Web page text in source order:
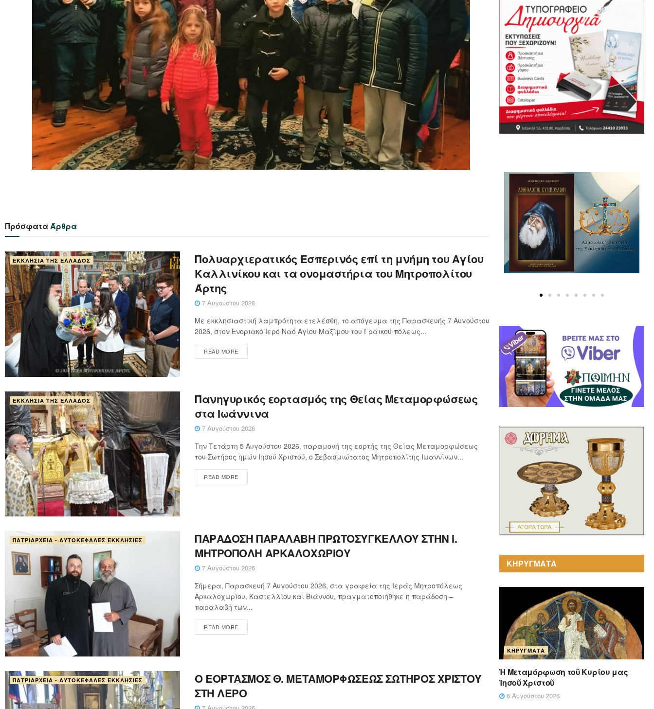
ΠρόσφαταΆρθρα
ΕΚΚΛΗΣΊΑ ΤΗΣ ΕΛΛΆΔΟΣ
Πολυαρχιερατικός Εσπερινός επί τη μνήμη του Αγίου
Καλλινίκου και τα ονομαστήρια του Μητροπολίτου
Άρτης
7 Αυγούστου 2026
Με εκκλησιαστική λαμπρότητα ετελέσθη, το απόγευμα της Παρασκευής 7 Αυγούστου
2026, στον Ενοριακό Ιερό Ναό Αγίου Μαξίμου του Γραικού πόλεως...
READ MORE
ΕΚΚΛΗΣΊΑ ΤΗΣ ΕΛΛΆΔΟΣ
Πανηγυρικός εορτασμός της Θείας Μεταμορφώσεως
στα Ιωάννινα
7 Αυγούστου 2026
Την Τετάρτη 5 Αυγούστου 2026, παραμονή της εορτής της Θείας Μεταμορφώσεως
του Σωτήρος ημών Ιησού Χριστού, ο Σεβασμιώτατος Μητροπολίτης Ιωαννίνων...
READ MORE
ΠΑΤΡΙΑΡΧΕΊΑ - ΑΥΤΟΚΈΦΑΛΕΣ ΕΚΚΛΗΣΊΕΣ
ΠΑΡΑΔΟΣΗ ΠΑΡΑΛΑΒΗ ΠΡΩΤΟΣΥΓΚΕΛΛΟΥ ΣΤΗΝ Ι.
ΜΗΤΡΟΠΟΛΗ ΑΡΚΑΛΟΧΩΡΙΟΥ
7 Αυγούστου 2026
Σήμερα, Παρασκευή 7 Αυγούστου 2026, στα γραφεία της Ιεράς Μητροπόλεως
Αρκαλοχωρίου, Καστελλίου και Βιάννου, πραγματοποιήθηκε η παράδοση –
παραλαβή των...
READ MORE
ΠΑΤΡΙΑΡΧΕΊΑ - ΑΥΤΟΚΈΦΑΛΕΣ ΕΚΚΛΗΣΊΕΣ
Ο ΕΟΡΤΑΣΜΟΣ Θ. ΜΕΤΑΜΟΡΦΩΣΕΩΣ ΣΩΤΗΡΟΣ ΧΡΙΣΤΟΥ
ΣΤΗ ΛΕΡΟ
ΚΗΡΥΓΜΑΤΑ
ΚΗΡΎΓΜΑΤΑ
Ἡ Μεταμόρφωση τοῦ Κυρίου μας
Ἰησοῦ Χριστοῦ
6 Αυγούστου 2026